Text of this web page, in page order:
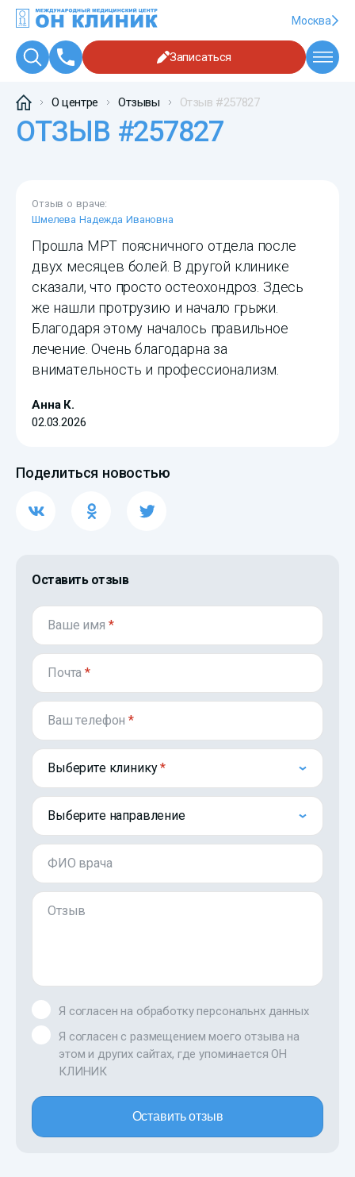
Москва
Записаться
О центре Отзывы Отзыв #257827
ОТЗЫВ #257827
Отзыв о враче:
Шмелева Надежда Ивановна
Прошла МРТ поясничного отдела после
двух месяцев болей. В другой клинике
сказали, что просто остеохондроз. Здесь
же нашли протрузию и начало грыжи.
Благодаря этому началось правильное
лечение. Очень благодарна за
внимательность и профессионализм.
Анна К.
02.03.2026
Поделиться новостью
Оставить отзыв
Ваше имя *
Почта*
Ваш телефон*
Выберите клинику
Выберите направление
ФИО врача
Отзыв
Я согласен на обработку персональнх данных
Я согласен с размещением моего отзыва на
этом и других сайтах, где упоминается ОН
КЛИНИК
Оставить отзыв